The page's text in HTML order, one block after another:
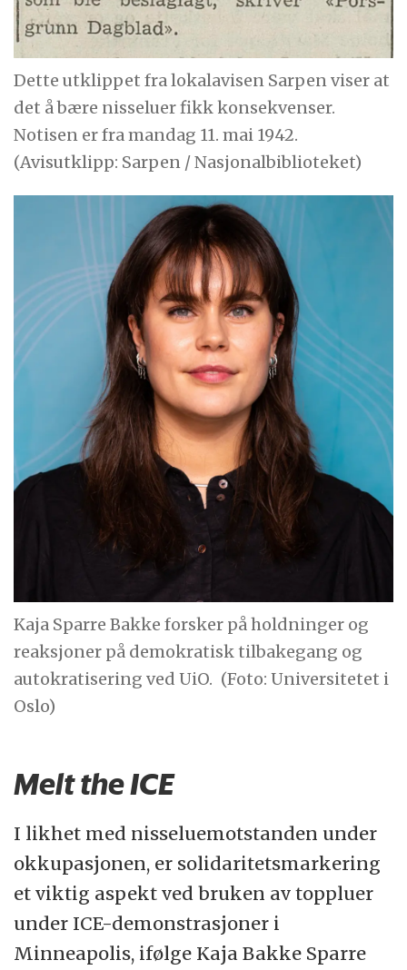
Dette utklippet fra lokalavisen Sarpen viser at
det å bære nisseluer fikk konsekvenser.
Notisen er fra mandag 11. mai 1942.
(Avisutklipp: Sarpen / Nasjonalbiblioteket)
Kaja Sparre Bakke forsker på holdninger og
reaksjoner på demokratisk tilbakegang og
autokratisering ved UiO. (Foto: Universitetet i
Oslo)
Melt the ICE
I likhet med nisseluemotstanden under
okkupasjonen, er solidaritetsmarkering
et viktig aspekt ved bruken av toppluer
under ICE-demonstrasjoner i
Minneapolis, ifølge Kaja Bakke Sparre